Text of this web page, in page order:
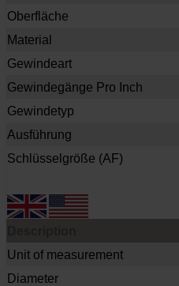
Oberfläche
Material
Gewindeart
Gewindegänge Pro Inch
Gewindetyp
Ausführung
Schlüsselgröße (AF)
Unit of measurement
Diameter